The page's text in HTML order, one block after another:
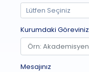
Kurumdaki Göreviniz
Mesajınız